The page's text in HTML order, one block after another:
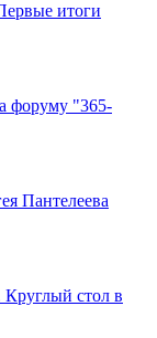
итоги
форуму "365-
Пантелеева
стол в